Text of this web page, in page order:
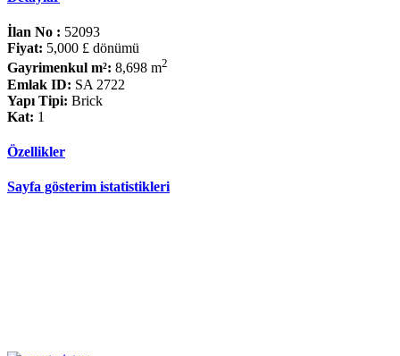
İlan No : 52093
Fiyat: 5,000 £ dönümü
Gayrimenkul m²: 8,698 m2
Emlak ID: SA 2722
Yapı Tipi: Brick
Kat: 1
Özellikler
Sayfa gösterim istatistikleri